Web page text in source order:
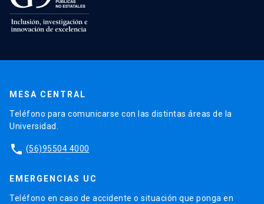
MESA CENTRAL
Teléfono para comunicarse con las distintas áreas de la
Universidad.
phone (56)95504 4000
EMERGENCIAS UC
Teléfono en caso de accidente o situación que ponga en